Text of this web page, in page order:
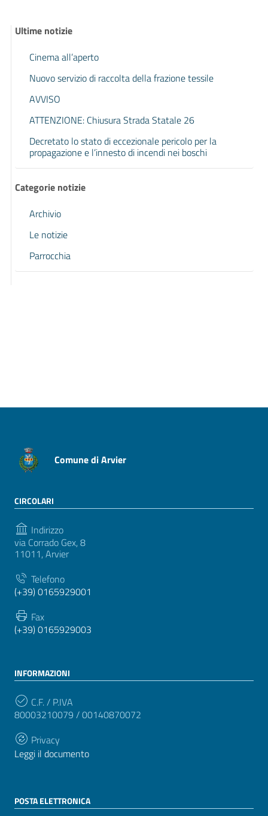
Ultime notizie
Cinema all’aperto
Nuovo servizio di raccolta della frazione tessile
AVVISO
ATTENZIONE: Chiusura Strada Statale 26
Decretato lo stato di eccezionale pericolo per la
propagazione e l’innesto di incendi nei boschi
Categorie notizie
Archivio
Le notizie
Parrocchia
Comune di Arvier
CIRCOLARI
Indirizzo
via Corrado Gex, 8
11011, Arvier
Telefono
(+39) 0165929001
Fax
(+39) 0165929003
INFORMAZIONI
C.F. / P.IVA
80003210079 / 00140870072
Privacy
Leggi il documento
POSTA ELETTRONICA